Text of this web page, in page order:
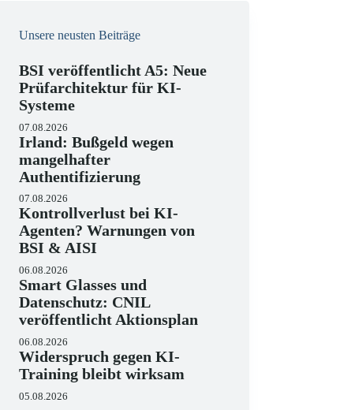
Unsere neusten Beiträge
BSI veröffentlicht A5: Neue
Prüfarchitektur für KI-
Systeme
07.08.2026
Irland: Bußgeld wegen
mangelhafter
Authentifizierung
07.08.2026
Kontrollverlust bei KI-
Agenten? Warnungen von
BSI & AISI
06.08.2026
Smart Glasses und
Datenschutz: CNIL
veröffentlicht Aktionsplan
06.08.2026
Widerspruch gegen KI-
Training bleibt wirksam
05.08.2026